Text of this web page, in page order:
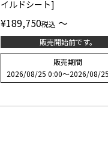
イルドシート]
¥189,750税込 〜
販売開始前です。
販売期間
2026/08/25 0:00〜2026/08/